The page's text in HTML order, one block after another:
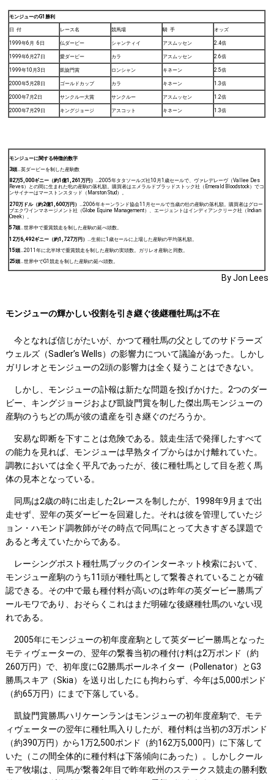
モンジューのG1勝利
日 付 レース名 競馬場 騎 手 オッズ
1999年6月 6日 仏ダービー シャンティイ アスムッセン 2.4倍
1999年6月27日 愛ダービー カラ アスムッセン 2.6倍
1999年10月3日 凱旋門賞 ロンシャン キネーン 2.5倍
2000年5月28日 ゴールドカップ カラ キネーン 1.3倍
2000年7月2日 サンクルー大賞 サンクルー アスムッセン 1.2倍
2000年7月29日 キングジョージ アスコット キネーン 1.3倍
モンジューに関する特徴的数字
3頭…英ダービーを制した産駒数
82万5,000ギニー（約1億1,261万円）…2005年タタソールズ社10月1歳セールで、ヴァレデレーヴ（Vallee Des
Reves）との間に生まれた牝の産駒の落札額。購買者はエメラルドブラッドストック社（Emerald Bloodstock）でコ
ンサイナーはマーストンスタッド（Marston Stud）。
270万ドル（約2億1,600万円）
…2006年キーンランド協会11月セールで当歳の牡の産駒の落札額。購買者はグロー
ブエクワインマネージメント社（Globe Equine Management）、エージェントはインディアンクリーク社（Indian
Creek）。
57頭…世界中で重賞競走を制した産駒の延べ頭数。
12万6,492ギニー（約1,727万円）
…生前に1歳セールに上場した産駒の平均落札額。
15頭…2011年に北半球で重賞競走を制した産駒の実頭数。ガリレオ産駒と同数。
25頭…世界中でG1競走を制した産駒の延べ頭数。
By Jon Lees
モンジューの輝かしい役割を引き継ぐ後継種牡馬は不在
今となれば信じがたいが、かつて種牡馬の父としてのサドラーズ
ウェルズ（Sadler’s Wells）の影響力について議論があった。しかし
ガリレオとモンジューの2頭の影響力は全く疑うことはできない。
しかし、モンジューの訃報は新たな問題を投げかけた。2つのダー
ビー、キングジョージおよび凱旋門賞を制した傑出馬モンジューの
産駒のうちどの馬が彼の遺産を引き継ぐのだろうか。
安易な即断を下すことは危険である。競走生活で発揮したすべて
の能力を見れば、モンジューは早熟タイプからはかけ離れていた。
調教においては全く平凡であったが、後に種牡馬として目を惹く馬
体の見本となっている。
同馬は2歳の時に出走した2レースを制したが、1998年9月まで出
走せず、翌年の英ダービーを回避した。それは彼を管理していたジ
ョン・ハモンド調教師がその時点で同馬にとって大きすぎる課題で
あると考えていたからである。
レーシングポスト種牡馬ブックのインターネット検索において、
モンジュー産駒のうち11頭が種牡馬として繋養されていることが確
認できる。その中で最も種付料が高いのは昨年の英ダービー勝馬プ
ールモワであり、おそらくこれはまだ明確な後継種牡馬のいない現
れである。
2005年にモンジューの初年度産駒として英ダービー勝馬となった
モティヴェーターの、翌年の繋養当初の種付け料は2万ポンド（約
260万円）で、初年度にG2勝馬ポールネイター（Pollenator）とG3
勝馬スキア（Skia）を送り出したにも拘わらず、今年は5,000ポンド
（約65万円）にまで下落している。
凱旋門賞勝馬ハリケーンランはモンジューの初年度産駒で、モテ
ィヴェーターの翌年に種牡馬入りしたが、種付料は当初の3万ポンド
（約390万円）から1万2,500ポンド（約162万5,000円）に下落して
いた（この間全体的に種付料は下落傾向にあった）。しかしクール
モア牧場は、同馬が繋養2年目で昨年欧州のステークス競走の勝利数